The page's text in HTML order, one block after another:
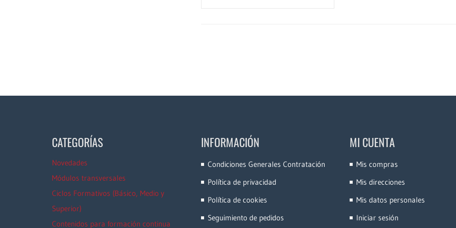
CATEGORÍAS
Novedades
Módulos transversales
Ciclos Formativos (Básico, Medio y
Superior)
Contenidos para formación continua
INFORMACIÓN
Condiciones Generales Contratación
Política de privacidad
Política de cookies
Seguimiento de pedidos
MI CUENTA
Mis compras
Mis direcciones
Mis datos personales
Iniciar sesión